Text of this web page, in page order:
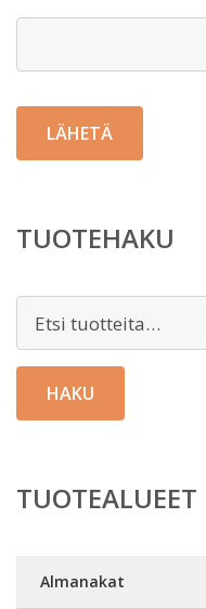
TUOTEHAKU
HAKU
TUOTEALUEET
Almanakat